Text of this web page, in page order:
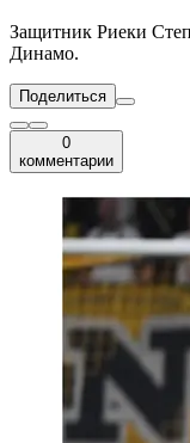
Защитник Риеки
Динамо.
Поделиться
0
комментарии